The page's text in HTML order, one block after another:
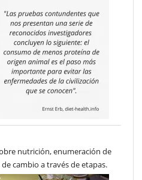
nutrición, enumeración de
cambio a través de etapas.